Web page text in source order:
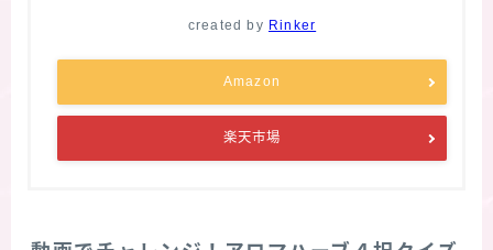
created by Rinker
Amazon
楽天市場